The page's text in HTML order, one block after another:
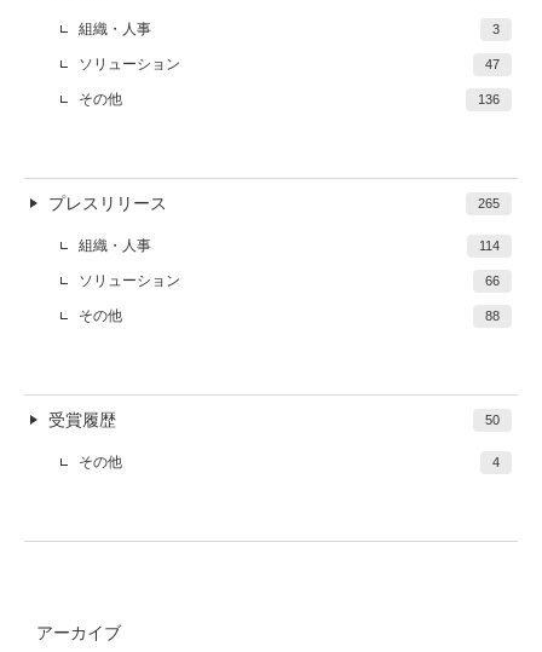
組織・人事 3
ソリューション 47
その他 136
プレスリリース 265
組織・人事 114
ソリューション 66
その他 88
受賞履歴 50
その他 4
アーカイブ